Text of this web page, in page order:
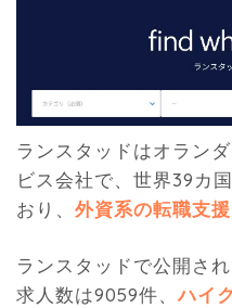
ランスタッドはオラン
ビス会社で、世界39カ
おり、外資系の転職支
ランスタッドで公開さ
求人数は9059件、ハイ